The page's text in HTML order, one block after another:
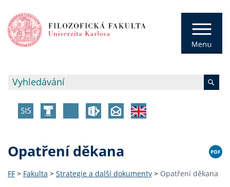
Opatření děkana
FF > Fakulta > Strategie a další dokumenty > Opatření děkana